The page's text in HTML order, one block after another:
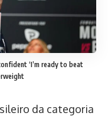
‘I’m ready to beat
da categoria